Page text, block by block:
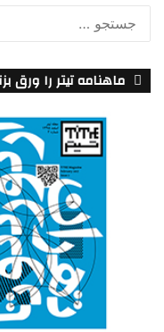
ماهنامه تیتر را ورق